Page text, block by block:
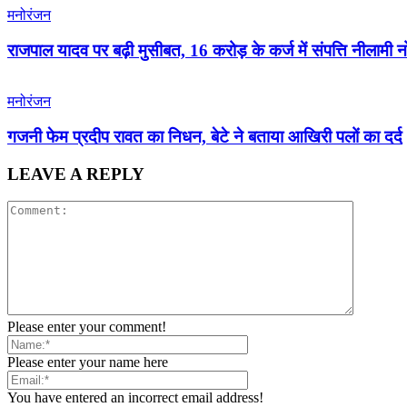
मनोरंजन
राजपाल यादव पर बढ़ी मुसीबत, 16 करोड़ के कर्ज में संपत्ति नीलामी
मनोरंजन
गजनी फेम प्रदीप रावत का निधन, बेटे ने बताया आखिरी पलों का दर्द
LEAVE A REPLY
Please enter your comment!
Please enter your name here
You have entered an incorrect email address!